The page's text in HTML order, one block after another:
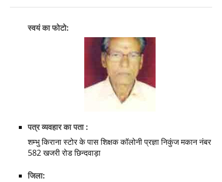
स्वयं का फोटो:
पत्र व्यवहार का पता :
शम्भु किराना स्टोर के पास शिक्षक कॉलोनी प्रज्ञा निकुंज मकान नंबर
582 खजरी रोड छिन्दवाड़ा
जिला: